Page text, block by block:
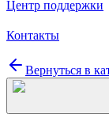
Центр поддержки
Контакты
Вернуться в